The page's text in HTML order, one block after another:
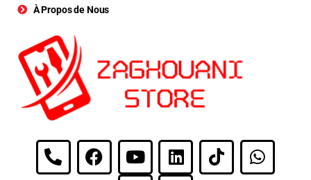
À Propos de Nous